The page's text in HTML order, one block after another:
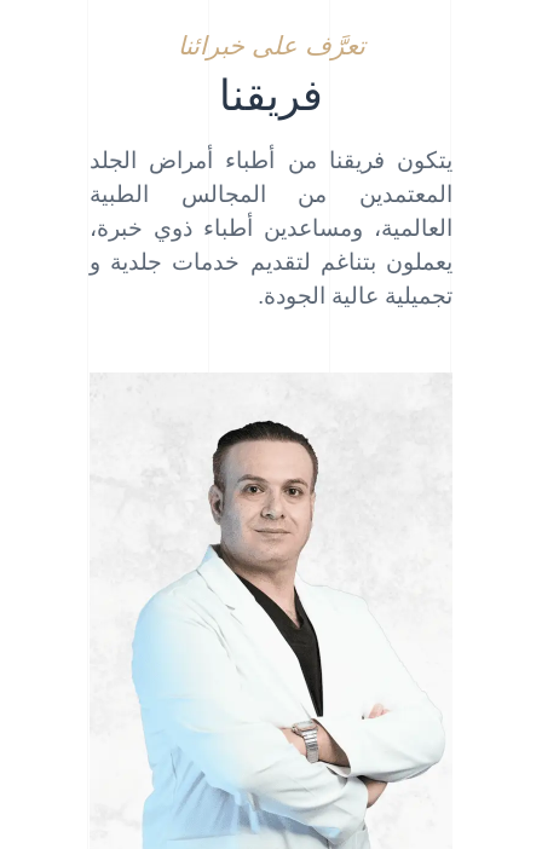
تعرَّف على خبرائنا
فريقنا
يتكون فريقنا من أطباء أمراض الجلد
المعتمدين من المجالس الطبية
العالمية، ومساعدين أطباء ذوي خبرة،
يعملون بتناغم لتقديم خدمات جلدية و
تجميلية عالية الجودة.